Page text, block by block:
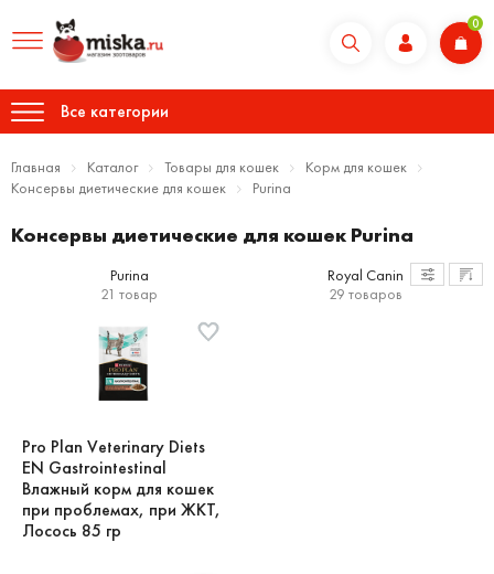
0
Все категории
Главная Каталог Товары для кошек
Корм для кошек
Консервы диетические для кошек
Purina
Консервы диетические для кошек Purina
Purina
21 товар
Royal Canin
29 товаров
Pro Plan Veterinary Diets
EN Gastrointestinal
Влажный корм для кошек
при проблемах, при ЖКТ,
Лосось 85 гр